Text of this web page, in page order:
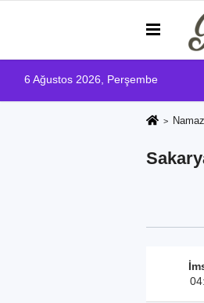
6 Ağustos 2026, Perşembe